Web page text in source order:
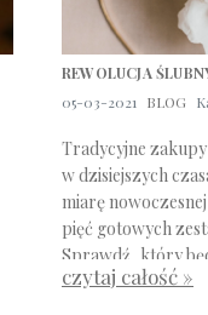
REWOLUCJA
05-03-2021
BLOG
Tradycyjne
w dzisiejszych
miarę
pięć gotowych
Sprawdź, który
czytaj całość »